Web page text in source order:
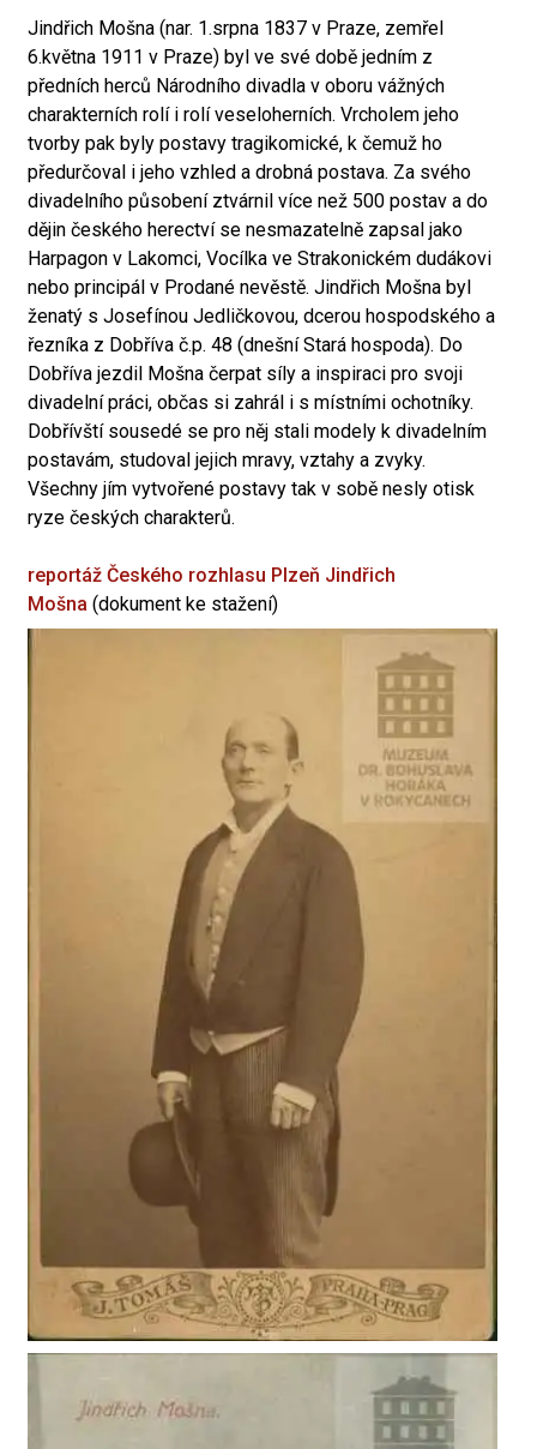
Jindřich Mošna (nar. 1.srpna 1837 v Praze, zemřel
6.května 1911 v Praze) byl ve své době jedním z
předních herců Národního divadla v oboru vážných
charakterních rolí i rolí veseloherních. Vrcholem jeho
tvorby pak byly postavy tragikomické, k čemuž ho
předurčoval i jeho vzhled a drobná postava. Za svého
divadelního působení ztvárnil více než 500 postav a do
dějin českého herectví se nesmazatelně zapsal jako
Harpagon v Lakomci, Vocílka ve Strakonickém dudákovi
nebo principál v Prodané nevěstě. Jindřich Mošna byl
ženatý s Josefínou Jedličkovou, dcerou hospodského a
řezníka z Dobříva č.p. 48 (dnešní Stará hospoda). Do
Dobříva jezdil Mošna čerpat síly a inspiraci pro svoji
divadelní práci, občas si zahrál i s místními ochotníky.
Dobřívští sousedé se pro něj stali modely k divadelním
postavám, studoval jejich mravy, vztahy a zvyky.
Všechny jím vytvořené postavy tak v sobě nesly otisk
ryze českých charakterů.
reportáž Českého rozhlasu Plzeň Jindřich
Mošna (dokument ke stažení)